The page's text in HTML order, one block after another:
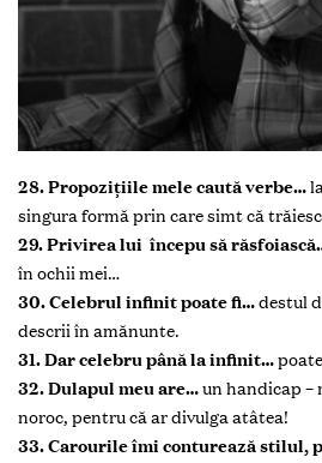
28. Propoziţiile mele caută verbe…
singura formă prin care simt că
29. Privirea lui începu să
în ochii mei…
30. Celebrul infinit poate fi…destul
descrii în amănunte.
31. Dar celebru până la infinit…
32. Dulapul meu are…un handicap –
noroc, pentru că ar divulga atâtea!
33. Carourile îmi conturează stilul,